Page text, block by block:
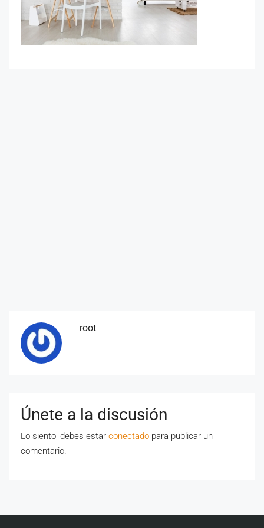
root
Únete a la discusión
Lo siento, debes estar conectado para publicar un
comentario.